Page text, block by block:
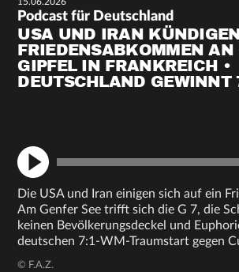
Podcast für Deutschland
USA UND IRAN
FRIEDENSABKOMMEN AN
GIPFEL IN FRANKREICH •
DEUTSCHLAND GEWINNT
Die USA und Iran einigen sich auf ein
Am Genfer See trifft sich die G 7, die
keinen Bevölkerungsdeckel und
deutschen 7:1-WM-Traumstart gegen
© F.A.Z.